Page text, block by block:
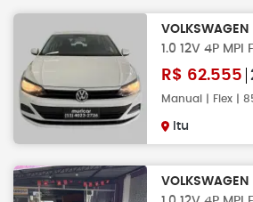
VOLKSWAGEN
1.0 12V 4P MPI
R$ 62.555
Manual | Flex |
Itu
VOLKSWAGEN